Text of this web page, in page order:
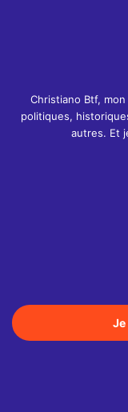
Christiano Btf,
politiques,
autres. Et
Je